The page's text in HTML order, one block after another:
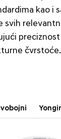
kao i
svih
čvrstoće.